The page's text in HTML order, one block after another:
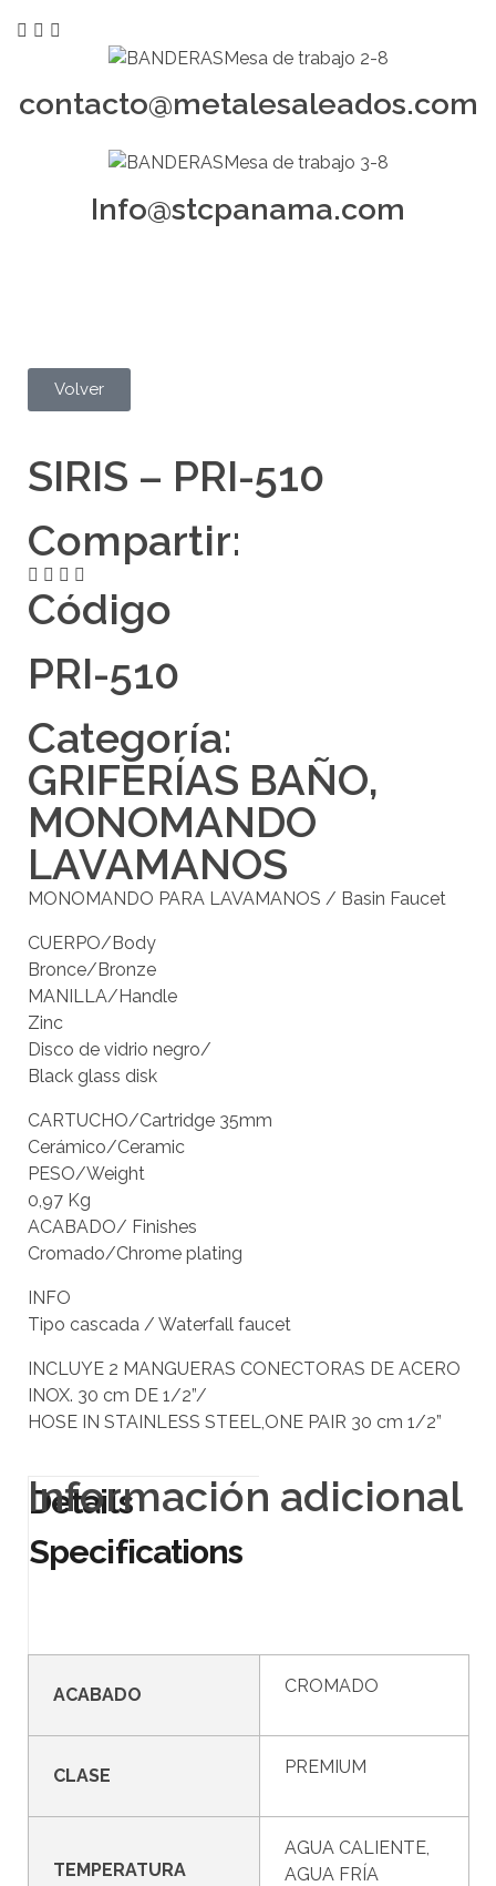
contacto@metalesaleados.com
Info@stcpanama.com
Volver
SIRIS – PRI-510
Compartir:
Código
PRI-510
Categoría:
GRIFERÍAS BAÑO,
MONOMANDO
LAVAMANOS
MONOMANDO PARA LAVAMANOS / Basin Faucet
CUERPO/Body
Bronce/Bronze
MANILLA/Handle
Zinc
Disco de vidrio negro/
Black glass disk
CARTUCHO/Cartridge 35mm
Cerámico/Ceramic
PESO/Weight
0,97 Kg
ACABADO/ Finishes
Cromado/Chrome plating
INFO
Tipo cascada / Waterfall faucet
INCLUYE 2 MANGUERAS CONECTORAS DE ACERO
INOX. 30 cm DE 1/2”/
HOSE IN STAINLESS STEEL,ONE PAIR 30 cm 1/2”
Información adicional
ACABADO CROMADO
CLASE PREMIUM
TEMPERATURA
AGUA CALIENTE,
AGUA FRÍA